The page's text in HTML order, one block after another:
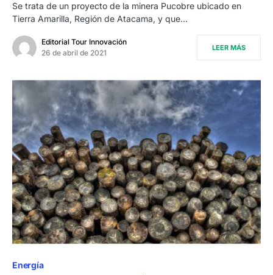
Se trata de un proyecto de la minera Pucobre ubicado en
Tierra Amarilla, Región de Atacama, y que…
Editorial Tour Innovación
26 de abril de 2021
LEER MÁS
Energía